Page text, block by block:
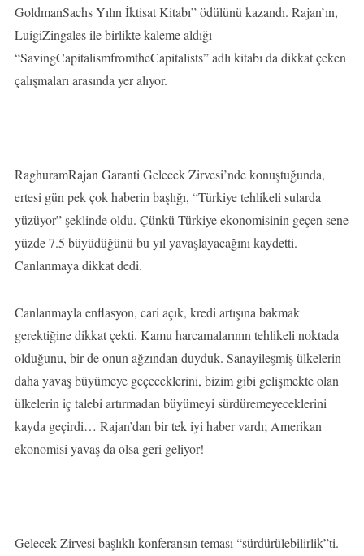
GoldmanSachs Yılın İktisat Kitabı” ödülünü kazandı. Rajan’ın,
LuigiZingales ile birlikte kaleme aldığı
“SavingCapitalismfromtheCapitalists” adlı kitabı da dikkat çeken
çalışmaları arasında yer alıyor.
RaghuramRajan Garanti Gelecek Zirvesi’nde konuştuğunda,
ertesi gün pek çok haberin başlığı, “Türkiye tehlikeli sularda
yüzüyor” şeklinde oldu. Çünkü Türkiye ekonomisinin geçen sene
yüzde 7.5 büyüdüğünü bu yıl yavaşlayacağını kaydetti.
Canlanmaya dikkat dedi.
Canlanmayla enflasyon, cari açık, kredi artışına bakmak
gerektiğine dikkat çekti. Kamu harcamalarının tehlikeli noktada
olduğunu, bir de onun ağzından duyduk. Sanayileşmiş ülkelerin
daha yavaş büyümeye geçeceklerini, bizim gibi gelişmekte olan
ülkelerin iç talebi artırmadan büyümeyi sürdüremeyeceklerini
kayda geçirdi… Rajan’dan bir tek iyi haber vardı; Amerikan
ekonomisi yavaş da olsa geri geliyor!
Gelecek Zirvesi başlıklı konferansın teması “sürdürülebilirlik”ti.